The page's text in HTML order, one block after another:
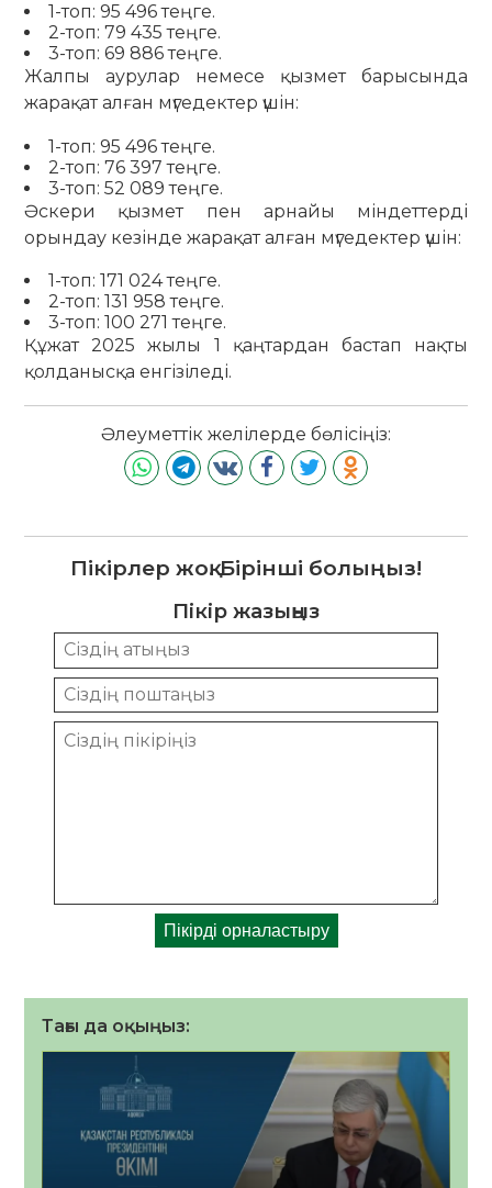
1-топ: 95 496 теңге.
2-топ: 79 435 теңге.
3-топ: 69 886 теңге.
Жалпы аурулар немесе қызмет барысында
жарақат алған мүгедектер үшін:
1-топ: 95 496 теңге.
2-топ: 76 397 теңге.
3-топ: 52 089 теңге.
Әскери қызмет пен арнайы міндеттерді
орындау кезінде жарақат алған мүгедектер үшін:
1-топ: 171 024 теңге.
2-топ: 131 958 теңге.
3-топ: 100 271 теңге.
Құжат 2025 жылы 1 қаңтардан бастап нақты
қолданысқа енгізіледі.
Әлеуметтік желілерде бөлісіңіз:
Пікірлер жоқ. Бірінші болыңыз!
Пікір жазыңыз
Тағы да оқыңыз: